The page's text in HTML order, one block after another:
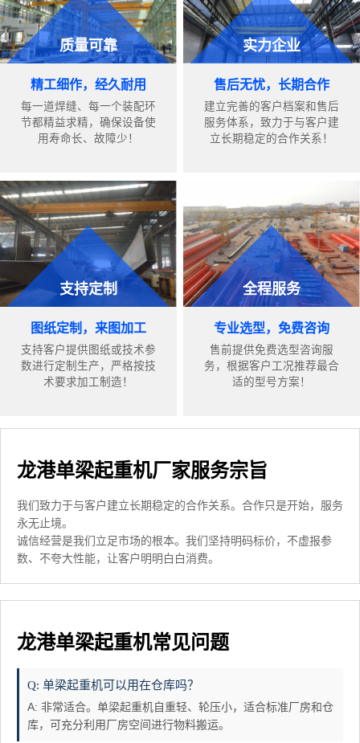
质量可靠
精工细作，经久耐用
每一道焊缝、每一个装配环
节都精益求精，确保设备使
用寿命长、故障少！
实力企业
售后无忧，长期合作
建立完善的客户档案和售后
服务体系，致力于与客户建
立长期稳定的合作关系！
支持定制
图纸定制，来图加工
支持客户提供图纸或技术参
数进行定制生产，严格按技
术要求加工制造！
全程服务
专业选型，免费咨询
售前提供免费选型咨询服
务，根据客户工况推荐最合
适的型号方案！
龙港单梁起重机厂家服务宗旨
我们致力于与客户建立长期稳定的合作关系。合作只是开始，服务
永无止境。
诚信经营是我们立足市场的根本。我们坚持明码标价，不虚报参
数、不夸大性能，让客户明明白白消费。
龙港单梁起重机常见问题
Q: 单梁起重机可以用在仓库吗？
A: 非常适合。单梁起重机自重轻、轮压小，适合标准厂房和仓
库，可充分利用厂房空间进行物料搬运。